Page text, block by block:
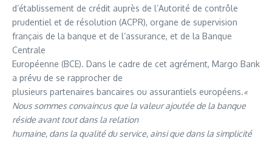
d’établissement de crédit auprès de l’Autorité de contrôle
prudentiel et de résolution (ACPR), organe de supervision
français de la banque et de l’assurance, et de la Banque
Centrale
Européenne (BCE). Dans le cadre de cet agrément, Margo Bank
a prévu de se rapprocher de
plusieurs partenaires bancaires ou assurantiels européens.«
Nous sommes convaincus que la valeur ajoutée de la banque
réside avant tout dans la relation
humaine, dans la qualité du service, ainsi que dans la simplicité